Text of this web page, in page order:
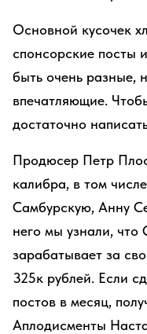
Основной кусочек
спонсорские посты
быть очень разные,
впечатляющие.
достаточно
Продюсер Петр
калибра, в том
Самбурскую, Анну
него мы узнали, что
зарабатывает за
325к рублей. Если
постов в месяц,
Аплодисменты